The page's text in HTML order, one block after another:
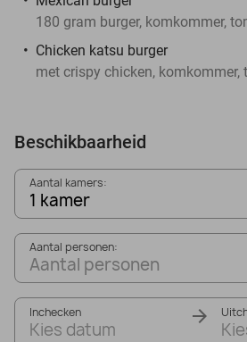
180 gram burger, komkommer,
Chicken katsu burger
met crispy chicken,
Beschikbaarheid
Aantal kamers:
1 kamer
Aantal personen:
Aantal personen
Inchecken
Kies datum